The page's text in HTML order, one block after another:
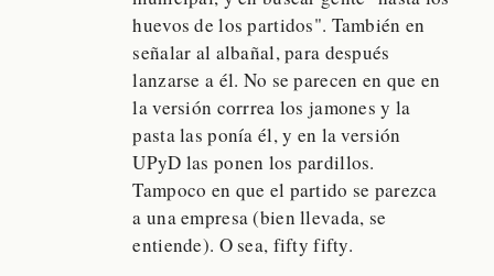
huevos de los partidos". También en
señalar al albañal, para después
lanzarse a él. No se parecen en que en
la versión corrrea los jamones y la
pasta las ponía él, y en la versión
UPyD las ponen los pardillos.
Tampoco en que el partido se parezca
a una empresa (bien llevada, se
entiende). O sea, fifty fifty.